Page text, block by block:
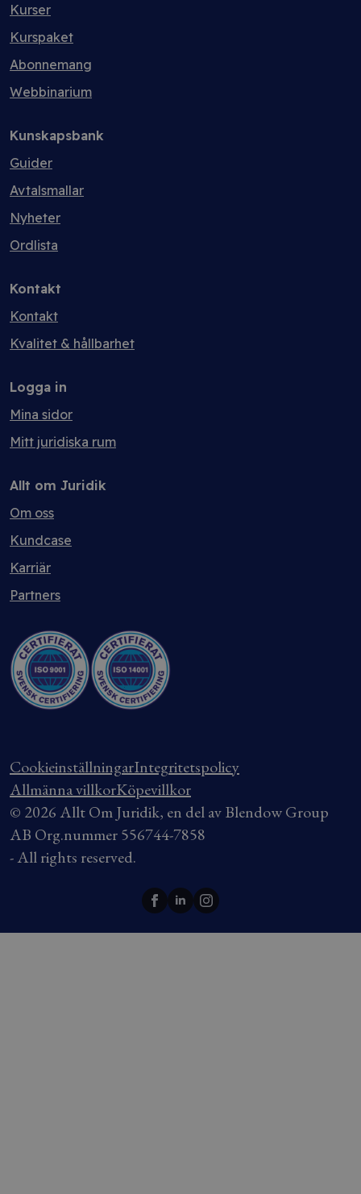
Kurser
Kurspaket
Abonnemang
Webbinarium
Kunskapsbank
Guider
Avtalsmallar
Nyheter
Ordlista
Kontakt
Kontakt
Kvalitet & hållbarhet
Logga in
Mina sidor
Mitt juridiska rum
Allt om Juridik
Om oss
Kundcase
Karriär
Partners
CookieinställningarIntegritetspolicy
Allmänna villkorKöpevillkor
© 2026 Allt Om Juridik, en del av Blendow Group
AB Org.nummer 556744-7858
- All rights reserved.